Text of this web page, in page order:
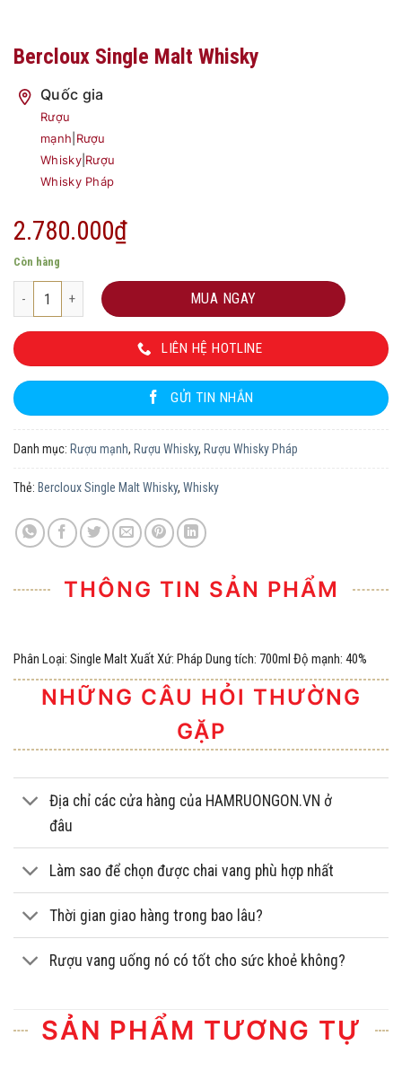
Bercloux Single Malt Whisky
Quốc gia
Rượu
mạnh Rượu
Whisky| Rượu
Whisky Pháp
2.780.000₫
Còn hàng
Bercloux Single Malt Whisky số lượngMUA NGAY
LIÊN HỆ HOTLINE
GỬI TIN NHẮN
Danh mục: Rượu mạnh, Rượu Whisky, Rượu Whisky Pháp
Thẻ: Bercloux Single Malt Whisky, Whisky
THÔNG TIN SẢN PHẨM
Phân Loại: Single Malt Xuất Xứ: Pháp Dung tích: 700ml Độ mạnh: 40%
NHỮNG CÂU HỎI THƯỜNG
GẶP
Địa chỉ các cửa hàng của HAMRUONGON.VN ở
đâu
Làm sao để chọn được chai vang phù hợp nhất
Thời gian giao hàng trong bao lâu?
Rượu vang uống nó có tốt cho sức khoẻ không?
SẢN PHẨM TƯƠNG TỰ